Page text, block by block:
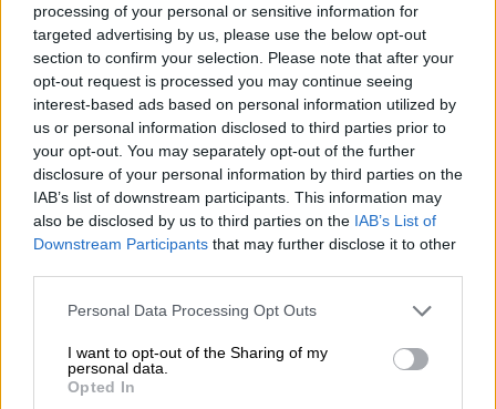
processing of your personal or sensitive information for
targeted advertising by us, please use the below opt-out
section to confirm your selection. Please note that after your
opt-out request is processed you may continue seeing
interest-based ads based on personal information utilized by
us or personal information disclosed to third parties prior to
your opt-out. You may separately opt-out of the further
disclosure of your personal information by third parties on the
IAB’s list of downstream participants. This information may
also be disclosed by us to third parties on the IAB’s List of
Downstream Participants that may further disclose it to other
Please note that this website/app uses one or more Google
not limited to your visit or usage behaviour. You may click to
grant or deny consent to Google and its third-party tags to
use your data for below specified purposes in below Google
Personal Data Processing Opt Outs
I want to opt-out of the Sharing of my
personal data.
Opted In
Our Network|25.05.2026 21:00
Ένα ιατρικό λάθος: Η μέρα που η Γωγώ
Μαστροκώστα μίλησε για τη λάθος
διάγνωση που την έκανε να χάσει
πολύτιμο χρόνο
Τι είχε συμβουλέψει τότε τις γυναίκες;